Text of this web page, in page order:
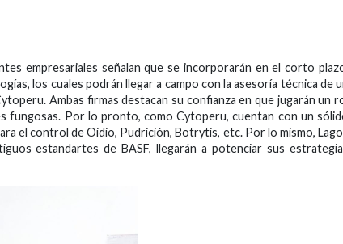
empresariales señalan que se incorporarán en el corto
los cuales podrán llegar a campo con la asesoría técnica de
Ambas firmas destacan su confianza en que jugarán un
fungosas. Por lo pronto, como Cytoperu, cuentan con un
el control de Oidio, Pudrición, Botrytis, etc. Por lo mismo,
estandartes de BASF, llegarán a potenciar sus